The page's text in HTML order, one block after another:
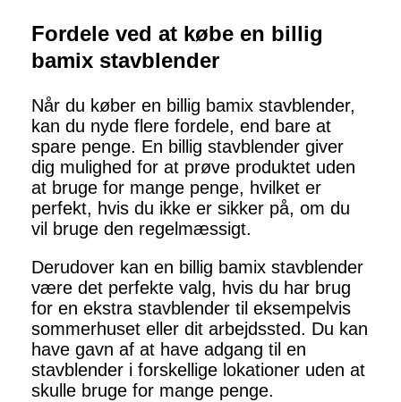
Fordele ved at købe en billig
bamix stavblender
Når du køber en billig bamix stavblender,
kan du nyde flere fordele, end bare at
spare penge. En billig stavblender giver
dig mulighed for at prøve produktet uden
at bruge for mange penge, hvilket er
perfekt, hvis du ikke er sikker på, om du
vil bruge den regelmæssigt.
Derudover kan en billig bamix stavblender
være det perfekte valg, hvis du har brug
for en ekstra stavblender til eksempelvis
sommerhuset eller dit arbejdssted. Du kan
have gavn af at have adgang til en
stavblender i forskellige lokationer uden at
skulle bruge for mange penge.